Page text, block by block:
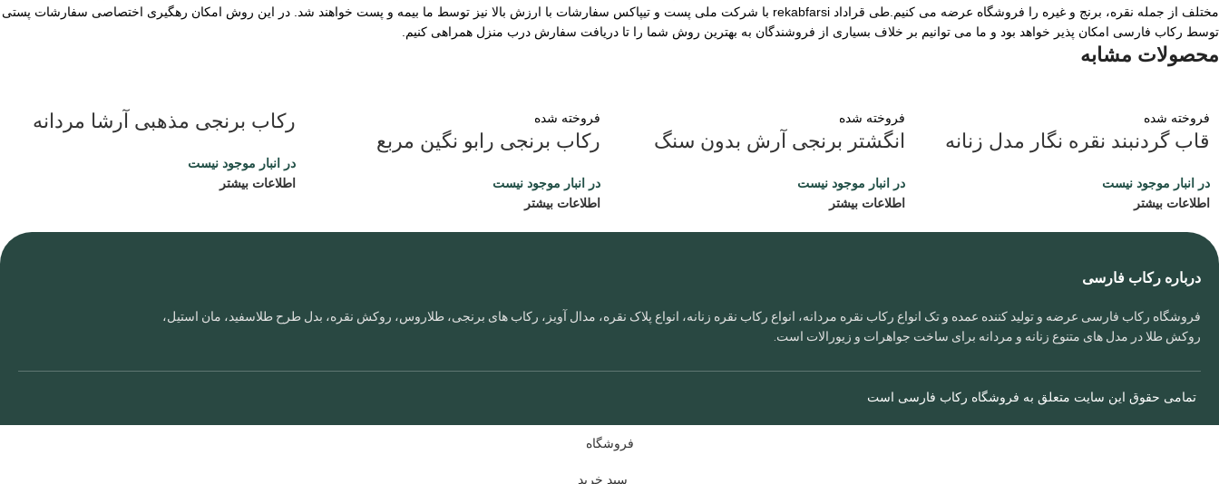
مختلف از جمله نقره، برنج و غیره را فروشگاه عرضه می کنیم.طی قراداد rekabfarsi با شرکت ملی پست و تیپاکس سفارشات با ارزش بالا نیز توسط ما بیمه و پست خواهند شد. در این روش امکان رهگیری اختصاصی سفارشات پستی
توسط رکاب فارسی امکان پذیر خواهد بود و ما می توانیم بر خلاف بسیاری از فروشندگان به بهترین روش شما را تا دریافت سفارش درب منزل همراهی کنیم.
محصولات مشابه
فروخته شده
قاب گردنبند نقره نگار مدل زنانه
در انبار موجود نیست
اطلاعات بیشتر
فروخته شده
انگشتر برنجی آرش بدون سنگ
در انبار موجود نیست
اطلاعات بیشتر
فروخته شده
رکاب برنجی رابو نگین مربع
در انبار موجود نیست
اطلاعات بیشتر
رکاب برنجی مذهبی آرشا مردانه
در انبار موجود نیست
اطلاعات بیشتر
درباره رکاب فارسی
فروشگاه رکاب فارسی عرضه و تولید کننده عمده و تک انواع رکاب نقره مردانه، انواع رکاب نقره زنانه، انواع پلاک نقره، مدال آویز، رکاب های برنجی، طلاروس، روکش نقره، بدل طرح طلاسفید، مان استیل،
روکش طلا در مدل های متنوع زنانه و مردانه برای ساخت جواهرات و زیورالات است.
تمامی حقوق این سایت متعلق به فروشگاه رکاب فارسی است
فروشگاه
سبد خرید